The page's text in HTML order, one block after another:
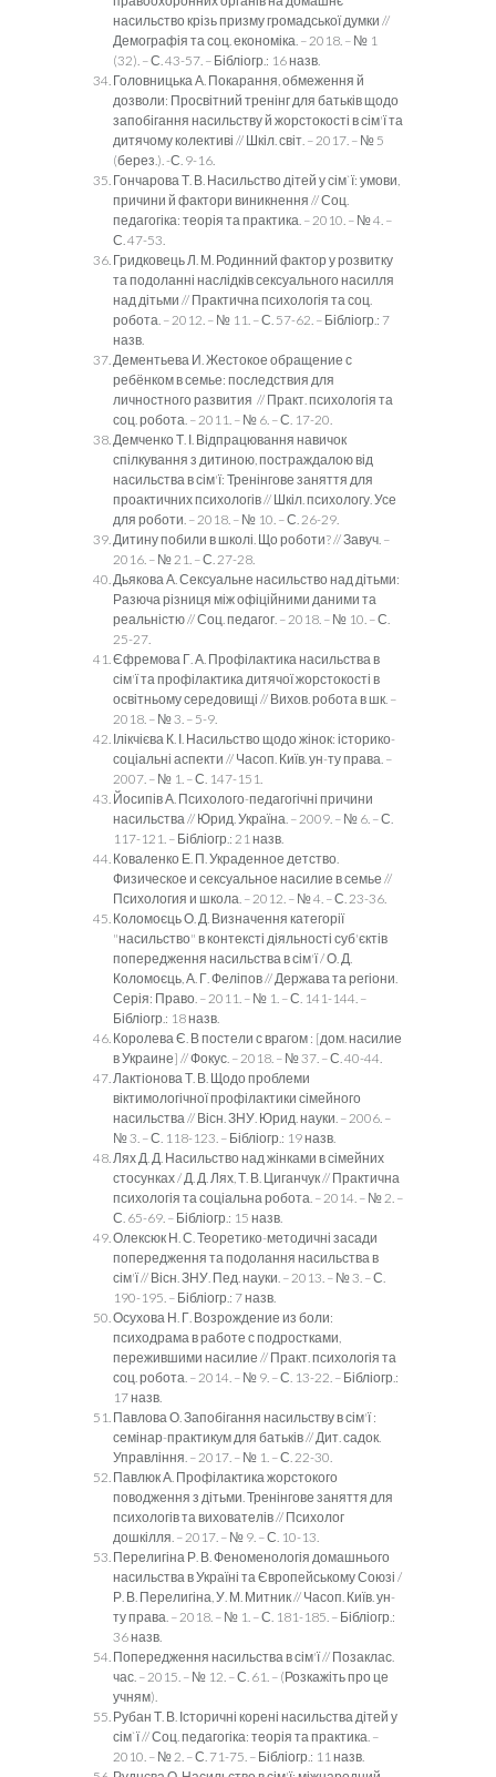
насильство крізь призму громадської думки //
Демографія та соц. економіка. – 2018. – № 1
(32). – С. 43-57. – Бібліогр.: 16 назв.
Головницька А. Покарання, обмеження й
дозволи: Просвітний тренінг для батьків щодо
запобігання насильству й жорстокості в сім'ї та
дитячому колективі // Шкіл. світ. – 2017. – № 5
(берез.). -С. 9-16.
Гончарова Т. В. Насильство дітей у сім`ї: умови,
причини й фактори виникнення // Соц.
педагогіка: теорія та практика. – 2010. – № 4. –
С. 47-53.
Гридковець Л. М. Родинний фактор у розвитку
та подоланні наслідків сексуального насилля
над дітьми // Практична психологія та соц.
робота. – 2012. – № 11. – С. 57-62. – Бібліогр.: 7
назв.
Дементьева И. Жестокое обращение с
ребёнком в семье: последствия для
личностного развития // Практ. психологія та
соц. робота. – 2011. – № 6. – С. 17-20.
Демченко Т. І. Відпрацювання навичок
спілкування з дитиною, постраждалою від
насильства в сім'ї: Тренінгове заняття для
проактичних психологів // Шкіл. психологу. Усе
для роботи. – 2018. – № 10. – С. 26-29.
Дитину побили в школі. Що роботи? // Завуч. –
2016. – № 21. – С. 27-28.
Дьякова А. Сексуальне насильство над дітьми:
Разюча різниця між офіційними даними та
реальністю // Соц. педагог. – 2018. – № 10. – С.
25-27.
Єфремова Г. А. Профілактика насильства в
сім'ї та профілактика дитячої жорстокості в
освітньому середовищі // Вихов. робота в шк. –
2018. – № 3. – 5-9.
Ілікчієва К. І. Насильство щодо жінок: історико-
соціальні аспекти // Часоп. Київ. ун-ту права. –
2007. – № 1. – С. 147-151.
Йосипів А. Психолого-педагогічні причини
насильства // Юрид. Україна. – 2009. – № 6. – С.
117-121. – Бібліогр.: 21 назв.
Коваленко Е. П. Украденное детство.
Физическое и сексуальное насилие в семье //
Психология и школа. – 2012. – № 4. – С. 23-36.
Коломоєць О. Д. Визначення категорії
"насильство" в контексті діяльності суб'єктів
попередження насильства в сім'ї / О. Д.
Коломоєць, А. Г. Феліпов // Держава та регіони.
Серія: Право. – 2011. – № 1. – С. 141-144. –
Бібліогр.: 18 назв.
Королева Є. В постели с врагом : [дом. насилие
в Украине] // Фокус. – 2018. – № 37. – С. 40-44.
Лактіонова Т. В. Щодо проблеми
віктимологічної профілактики сімейного
насильства // Вісн. ЗНУ. Юрид. науки. – 2006. –
№ 3. – С. 118-123. – Бібліогр.: 19 назв.
Лях Д. Д. Насильство над жінками в сімейних
стосунках / Д. Д. Лях, Т. В. Циганчук // Практична
психологія та соціальна робота. – 2014. – № 2. –
С. 65-69. – Бібліогр.: 15 назв.
Олексюк Н. С. Теоретико-методичні засади
попередження та подолання насильства в
сім'ї // Вісн. ЗНУ. Пед. науки. – 2013. – № 3. – С.
190-195. – Бібліогр.: 7 назв.
Осухова Н. Г. Возрождение из боли:
психодрама в работе с подростками,
пережившими насилие // Практ. психологія та
соц. робота. – 2014. – № 9. – С. 13-22. – Бібліогр.:
17 назв.
Павлова О. Запобігання насильству в сім'ї :
семінар-практикум для батьків // Дит. садок.
Управління. – 2017. – № 1. – С. 22-30.
Павлюк А. Профілактика жорстокого
поводження з дітьми. Тренінгове заняття для
психологів та вихователів // Психолог
дошкілля. – 2017. – № 9. – С. 10-13.
Перелигіна Р. В. Феноменологія домашнього
насильства в Україні та Європейському Союзі /
Р. В. Перелигіна, У. М. Митник // Часоп. Київ. ун-
ту права. – 2018. – № 1. – С. 181-185. – Бібліогр.:
36 назв.
Попередження насильства в сім'ї // Позаклас.
час. – 2015. – № 12. – С. 61. – (Розкажіть про це
учням).
Рубан Т. В. Історичні корені насильства дітей у
сім`ї // Соц. педагогіка: теорія та практика. –
2010. – № 2. – С. 71-75. – Бібліогр.: 11 назв.